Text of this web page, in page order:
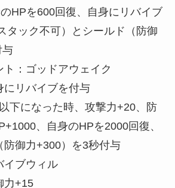
HPを600回復、自身にリバイブ
タック不可）とシールド（防御
与
：ゴッドアウェイク
にリバイブを付与
下になった時、攻撃力+20、防
、自身のHPを2000回復、
防御力+300）を3秒付与
イブウィル
力+15